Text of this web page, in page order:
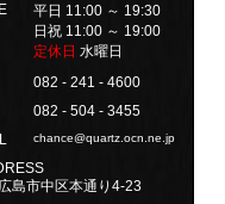
平日 11:00 ～ 19:30
日祝 11:00 ～ 19:00
定休日 水曜日
082 - 241 - 4600
082 - 504 - 3455
chance@quartz.ocn.ne.jp
広島市中区本通り4-23